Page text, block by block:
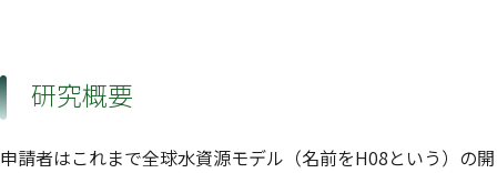
研究概要
申請者はこれまで全球水資源モデル（名前をH08という）の開